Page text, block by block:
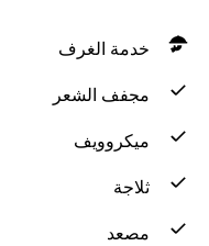
خدمة الغرف
مجفف الشعر
ميكروويف
ثلاجة
مصعد